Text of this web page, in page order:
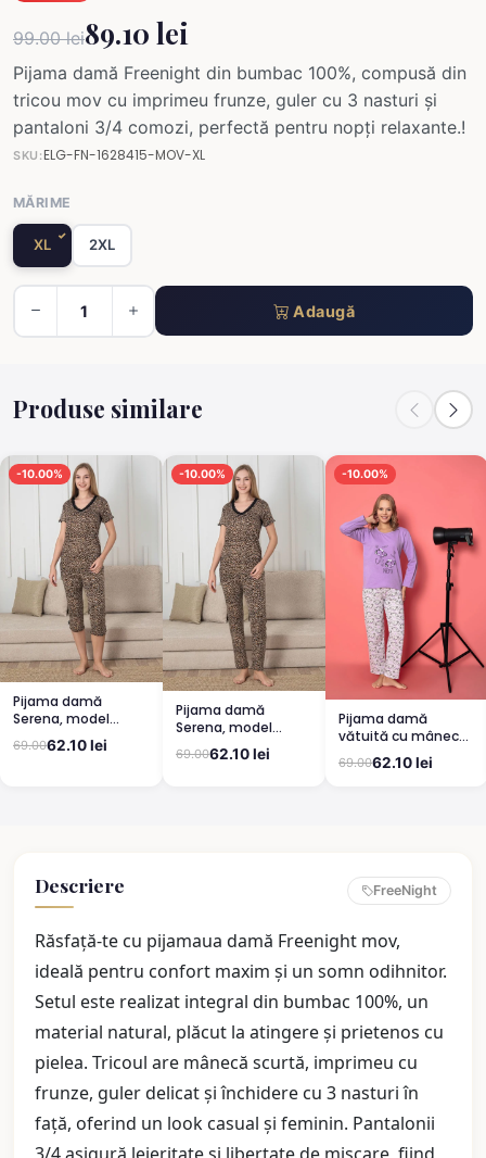
99.00 lei89.10 lei
Pijama damă Freenight din bumbac 100%, compusă din
tricou mov cu imprimeu frunze, guler cu 3 nasturi și
pantaloni 3/4 comozi, perfectă pentru nopți relaxante.!
SKU:ELG-FN-1628415-MOV-XL
MĂRIME
XL 2XL
Adaugă
Produse similare
-10.00%
Pijama damă
Serena, model
leopard, mânecă
scurtă, pantaloni
69.0062.10 lei
-10.00%
Pijama damă
Serena, model
leopard, mânecă
scurtă, pantaloni
69.0062.10 lei
-10.00%
Pijama damă
vătuită cu mânecă
lungă și pantaloni
lungi din bumbac,
69.0062.10 lei
Descriere FreeNight
Răsfață-te cu pijamaua damă Freenight mov,
ideală pentru confort maxim și un somn odihnitor.
Setul este realizat integral din bumbac 100%, un
material natural, plăcut la atingere și prietenos cu
pielea. Tricoul are mânecă scurtă, imprimeu cu
frunze, guler delicat și închidere cu 3 nasturi în
față, oferind un look casual și feminin. Pantalonii